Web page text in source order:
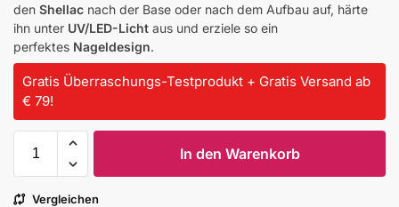
den Shellac nach der Base oder nach dem Aufbau auf, härte
ihn unter UV/LED-Licht aus und erziele so ein
perfektes Nageldesign.
Gratis Überraschungs-Testprodukt + Gratis Versand ab
€ 79!
In den Warenkorb
Vergleichen